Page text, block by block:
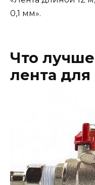
0,1 мм».
Что
лента